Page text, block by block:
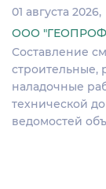
01 августа 2026
ООО
Составление
строительные,
наладочные
технической
ведомостей